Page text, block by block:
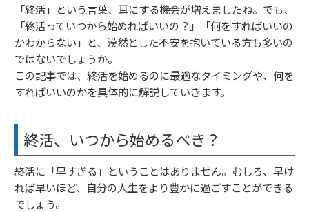
「終活」という言葉、耳にする機会が増えましたね。でも、
「終活っていつから始めればいいの？」「何をすればいいの
かわからない」と、漠然とした不安を抱いている方も多いの
ではないでしょうか。
この記事では、終活を始めるのに最適なタイミングや、何を
すればいいのかを具体的に解説していきます。
終活、いつから始めるべき？
終活に「早すぎる」ということはありません。むしろ、早け
れば早いほど、自分の人生をより豊かに過ごすことができる
でしょう。